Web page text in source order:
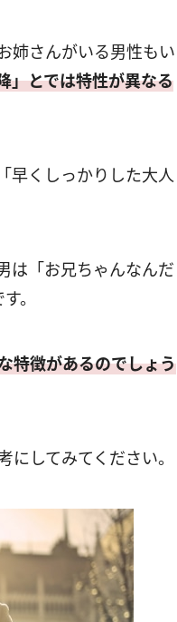
姉さんがいる男性もい
」とでは特性が異なる
早くしっかりした大人
は「お兄ちゃんなんだ
。
特徴があるのでしょう
にしてみてください。